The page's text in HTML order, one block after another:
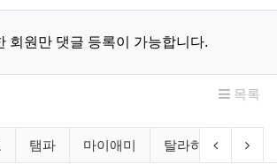
회원만 댓글 등록이 가능합니다.
목록
분류 목록
탬파 마이애미 탈라하시 게인
이전 분류
다